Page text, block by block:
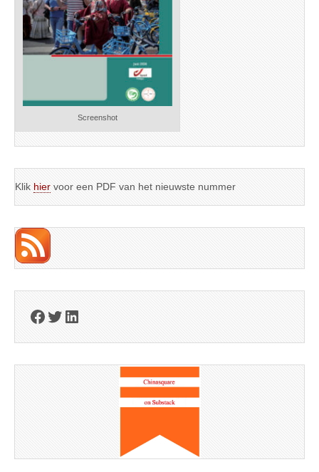
Screenshot
Klik hier voor een PDF van het nieuwste nummer
Facebook
Twitter
LinkedIn